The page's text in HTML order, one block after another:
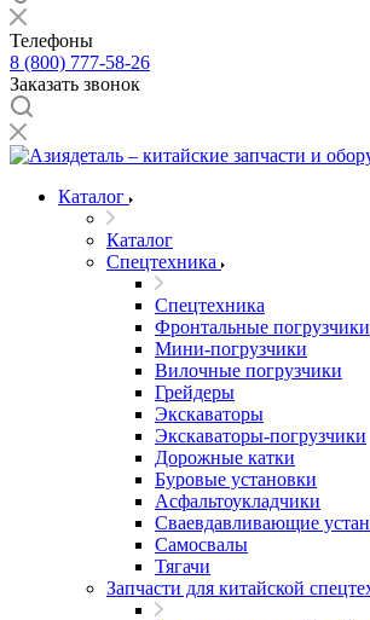
Телефоны
8 (800) 777-58-26
Заказать звонок
Каталог
Каталог
Спецтехника
Спецтехника
Фронтальные погрузчики
Мини-погрузчики
Вилочные погрузчики
Грейдеры
Экскаваторы
Экскаваторы-погрузчики
Дорожные катки
Буровые установки
Асфальтоукладчики
Сваевдавливающие
Самосвалы
Тягачи
Запчасти для китайской